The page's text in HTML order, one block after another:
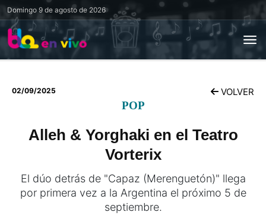
Domingo 9 de agosto de 2026
02/09/2025 VOLVER
POP
Alleh & Yorghaki en el Teatro
Vorterix
El dúo detrás de "Capaz (Merenguetón)" llega
por primera vez a la Argentina el próximo 5 de
septiembre.